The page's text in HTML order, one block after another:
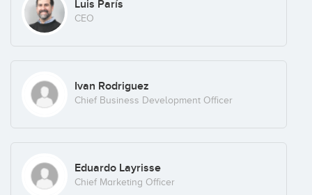
Luis París
CEO
Ivan Rodriguez
Chief Business Development Officer
Eduardo Layrisse
Chief Marketing Officer